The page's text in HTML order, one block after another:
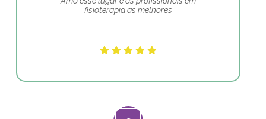
fisioterapia as melhores